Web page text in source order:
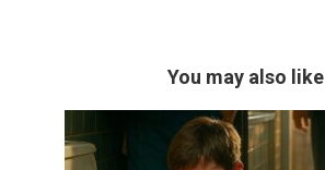
You may also like